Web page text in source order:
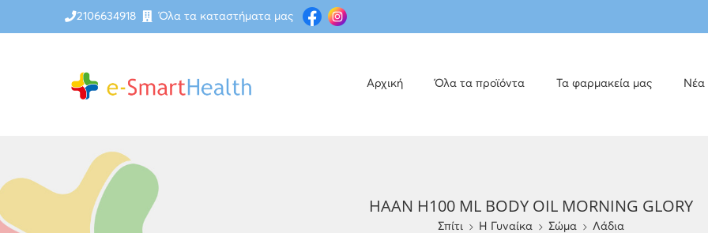
2106634918 Όλα τα καταστήματα μας
Αρχική Όλα τα προϊόντα Τα φαρμακεία μας Νέα
HAAN H100 ML BODY OIL MORNING GLORY
Σπίτι H Γυναίκα Σώμα Λάδια